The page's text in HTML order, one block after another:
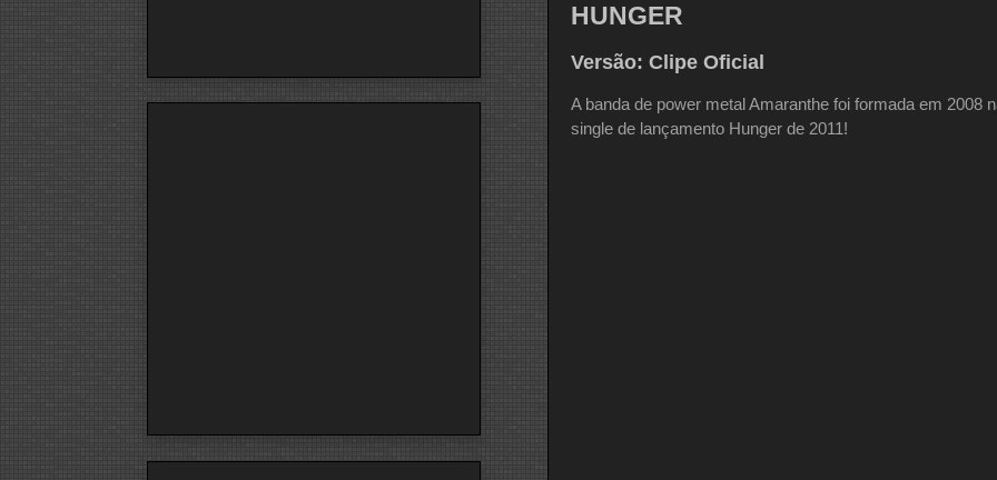
HUNGER
Versão: Clipe Oficial
A banda de power metal Amaranthe foi formada em 2008
single de lançamento Hunger de 2011!